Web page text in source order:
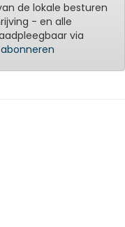
de lokale besturen
- en alle
via